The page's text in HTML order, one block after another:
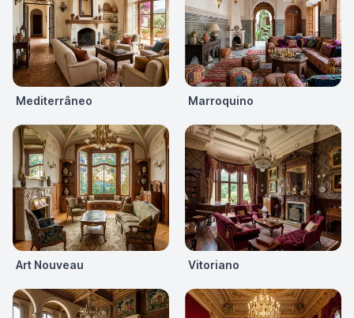
Mediterrâneo Marroquino
Art Nouveau Vitoriano